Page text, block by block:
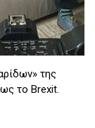
της
το Brexit.